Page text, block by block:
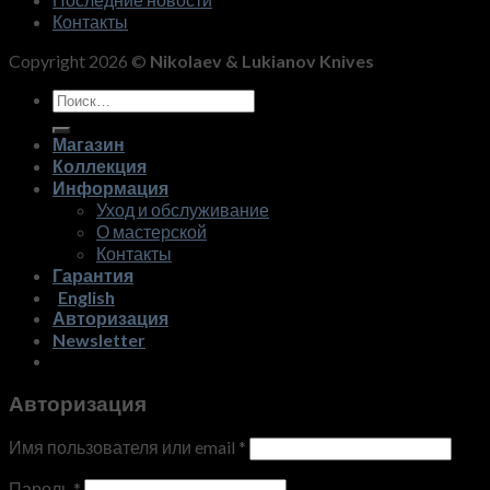
Контакты
Copyright 2026 © Nikolaev & Lukianov Knives
Искать:
Магазин
Коллекция
Информация
Уход и обслуживание
О мастерской
Контакты
Гарантия
English
Авторизация
Newsletter
Авторизация
Имя пользователя или email *